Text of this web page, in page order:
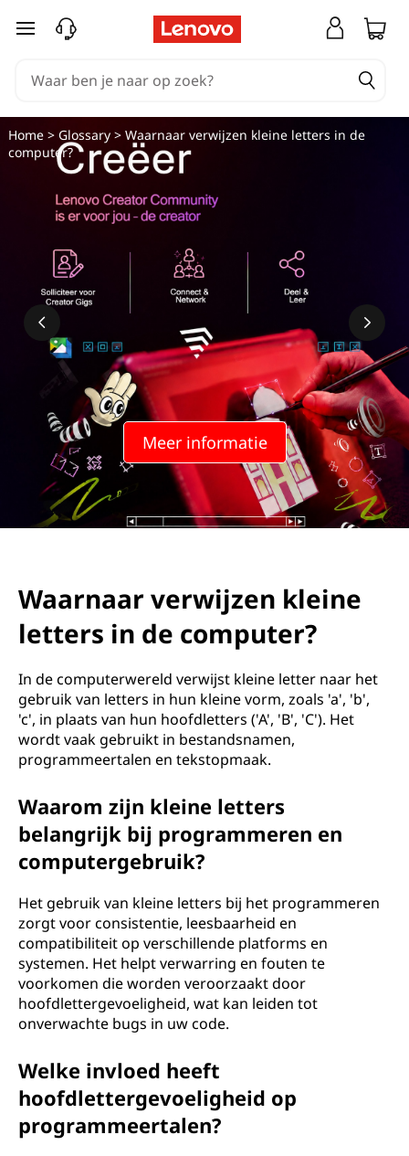
Ga naar de hoofdinhoud
Meer informatie
Home> Glossary> Waarnaar verwijzen kleine letters in de
computer?
Waarnaar verwijzen kleine
letters in de computer?
In de computerwereld verwijst kleine letter naar het
gebruik van letters in hun kleine vorm, zoals 'a', 'b',
'c', in plaats van hun hoofdletters ('A', 'B', 'C'). Het
wordt vaak gebruikt in bestandsnamen,
programmeertalen en tekstopmaak.
Waarom zijn kleine letters
belangrijk bij programmeren en
computergebruik?
Het gebruik van kleine letters bij het programmeren
zorgt voor consistentie, leesbaarheid en
compatibiliteit op verschillende platforms en
systemen. Het helpt verwarring en fouten te
voorkomen die worden veroorzaakt door
hoofdlettergevoeligheid, wat kan leiden tot
onverwachte bugs in uw code.
Welke invloed heeft
hoofdlettergevoeligheid op
programmeertalen?